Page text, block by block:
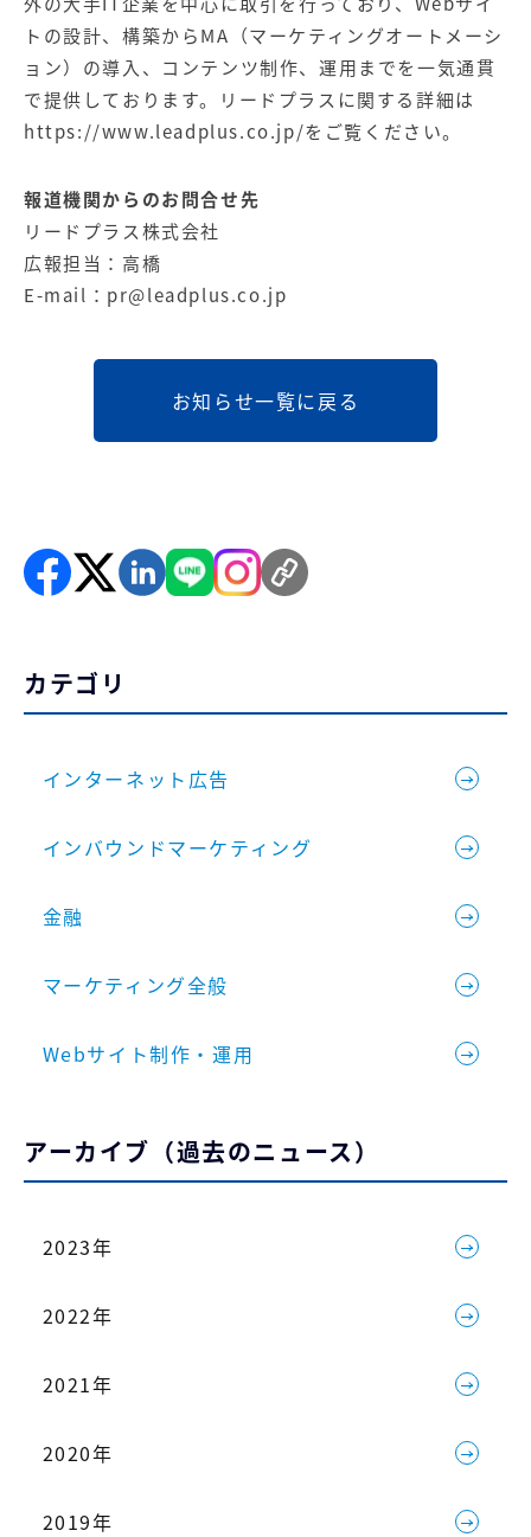
トの設計、構築からMA（マーケティングオートメーシ
ョン）の導入、コンテンツ制作、運用までを一気通貫
で提供しております。リードプラスに関する詳細は
https://www.leadplus.co.jp/をご覧ください。
報道機関からのお問合せ先
リードプラス株式会社
広報担当：高橋
E-mail： pr@leadplus.co.jp
お知らせ一覧に戻る
カテゴリ
インターネット広告
インバウンドマーケティング
金融
マーケティング全般
Webサイト制作・運用
アーカイブ（過去のニュース）
2023年
2022年
2021年
2020年
2019年